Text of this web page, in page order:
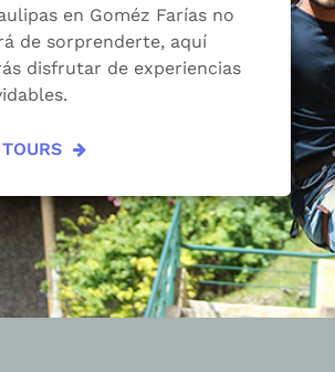
en Goméz Farías no
de sorprenderte, aquí
disfrutar de experiencias